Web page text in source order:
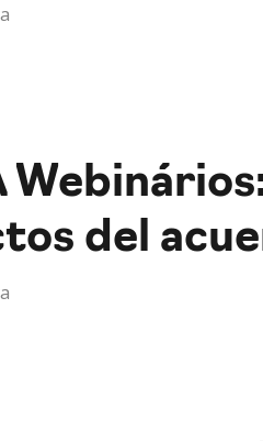
del